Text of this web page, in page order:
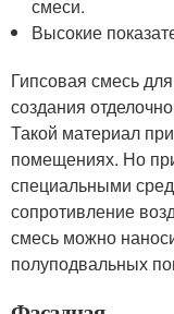
смеси.
Высокие
Гипсовая смесь
создания
Такой материал
помещениях. Но
специальными
сопротивление
смесь можно
полуподвальных